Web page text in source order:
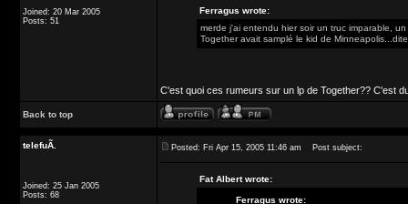
Joined: 20 Mar 2005
Posts: 51
Ferragus wrote:
merde j'ai entendu hier soir un truc imparable,
Together avait samplé le kid de
C'est quoi ces rumeurs sur un lp de Together?? C'est
Back to top
telefuÃ.
Joined: 25 Jan 2005
Posts: 68
Posted: Fri Apr 15, 2005 11:46 am Post subject:
Fat Albert wrote:
Ferragus wrote: